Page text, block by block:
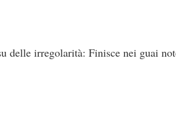
delle irregolarità: Finisce nei guai